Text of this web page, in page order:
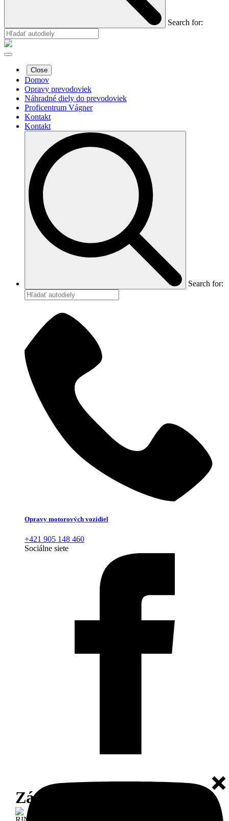
Search for:
Close
Domov
Opravy prevodoviek
Náhradné diely do prevodoviek
Proficentrum Vágner
Kontakt
Kontakt
Search for:
Opravy motorových vozidiel
+421 905 148 460
Sociálne siete
Záujem o autodiel